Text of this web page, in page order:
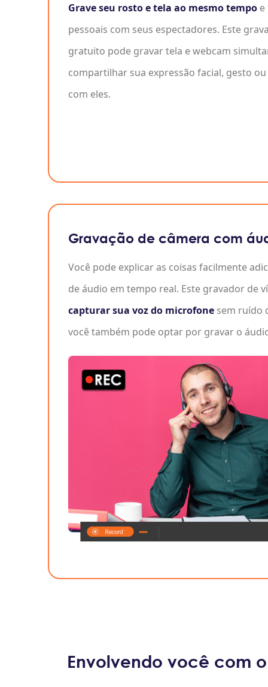
Grave seu rosto e tela ao mesmo tempo
pessoais com seus espectadores. Este
gratuito pode gravar tela e webcam
compartilhar sua expressão facial, gesto
com eles.
Gravação de câmera com
Você pode explicar as coisas facilmente
de áudio em tempo real. Este gravador de
capturar sua voz do microfone sem ruído
você também pode optar por gravar o
Envolvendo você com